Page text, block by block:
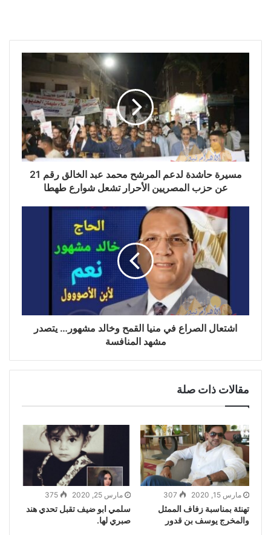
مسيرة حاشدة لدعم المرشح محمد عبد الخالق رقم 21
عن حزب المصريين الأحرار تشعل شوارع طهطا
اشتعال الصراع في منيا القمح وخالد مشهور… يتصدر
مشهد المنافسة
مقالات ذات صلة
مارس 15, 2020 307
تهنئة بمناسبة زفاف الممثل
والمخرج يوسف بن قدور
مارس 25, 2020 375
سلمي ابو ضيف تقبل تحدي هند
صبري لها.